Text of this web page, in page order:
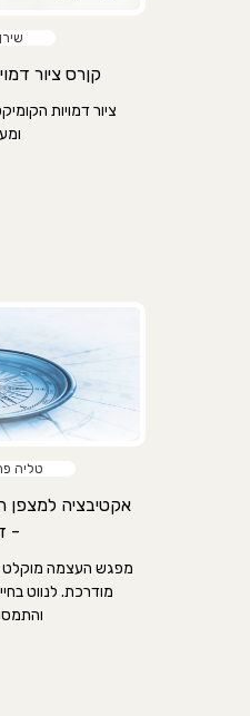
קןרס ציור
טליה
אקטיבציה למצפן
-
מפגש העצמה מוקלט
מודרכת. לנווט